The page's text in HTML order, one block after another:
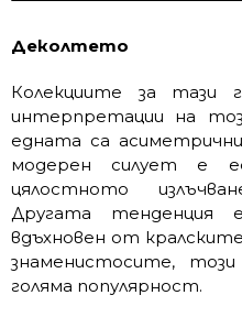
Деколтето
Колекциите за тази
интерпретации на
едната са
модерен силует е
цялостното
Другата тенденция
вдъхновен от
знаменистосите,
голяма популярност.